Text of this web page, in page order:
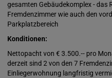
gesamten Gebäudekomplex - das
Fremdenzimmer wie auch den
Parkplatzbereich
Konditionen:
Nettopacht von € 3.500.-- pro
derzeit sind 2 von den 7
Einliegerwohnung langfristig